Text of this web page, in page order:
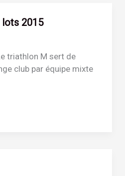
2015
triathlon M sert de
club par équipe mixte